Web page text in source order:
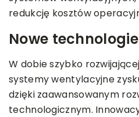
redukcję kosztów
Nowe
W dobie szybko
systemy wentylacyjne
dzięki zaawansowanym
technologicznym.